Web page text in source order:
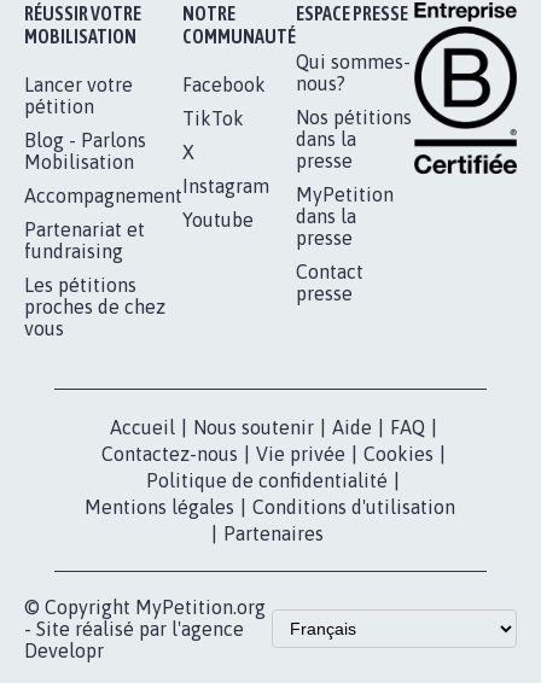
RÉUSSIR VOTRE
MOBILISATION
Lancer votre
pétition
Blog - Parlons
Mobilisation
Accompagnement
Partenariat et
fundraising
Les pétitions
proches de chez
vous
NOTRE
COMMUNAUTÉ
Facebook
TikTok
X
Instagram
Youtube
ESPACE PRESSE
Qui sommes-
nous?
Nos pétitions
dans la
presse
MyPetition
dans la
presse
Contact
presse
Accueil Nous soutenir Aide FAQ
Contactez-nous
Vie privée Cookies
Politique de confidentialité
Mentions légales
Conditions d'utilisation
Partenaires
© Copyright MyPetition.org
- Site réalisé par l'agence
Developr